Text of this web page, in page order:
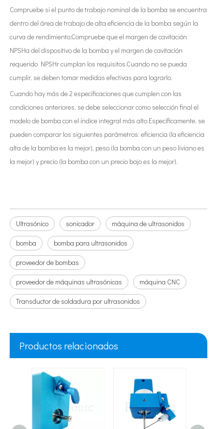
Compruebe si el punto de trabajo nominal de la bomba se encuentra
dentro del área de trabajo de alta eficiencia de la bomba según la
curva de rendimiento;Compruebe que el margen de cavitación
NPSHa del dispositivo de la bomba y el margen de cavitación
requerido NPSHr cumplan los requisitos.Cuando no se pueda
cumplir, se deben tomar medidas efectivas para lograrlo.
Cuando hay más de 2 especificaciones que cumplen con las
condiciones anteriores, se debe seleccionar como selección final el
modelo de bomba con el índice integral más alto.Específicamente, se
pueden comparar los siguientes parámetros: eficiencia (la eficiencia
alta de la bomba es la mejor), peso (la bomba con un peso liviano es
la mejor) y precio (la bomba con un precio bajo es la mejor).
Ultrasónico sonicador máquina de ultrasonidos
bomba bomba para ultrasonidos
proveedor de bombas
proveedor de máquinas ultrasónicas máquina CNC
Transductor de soldadura por ultrasonidos
Productos relacionados